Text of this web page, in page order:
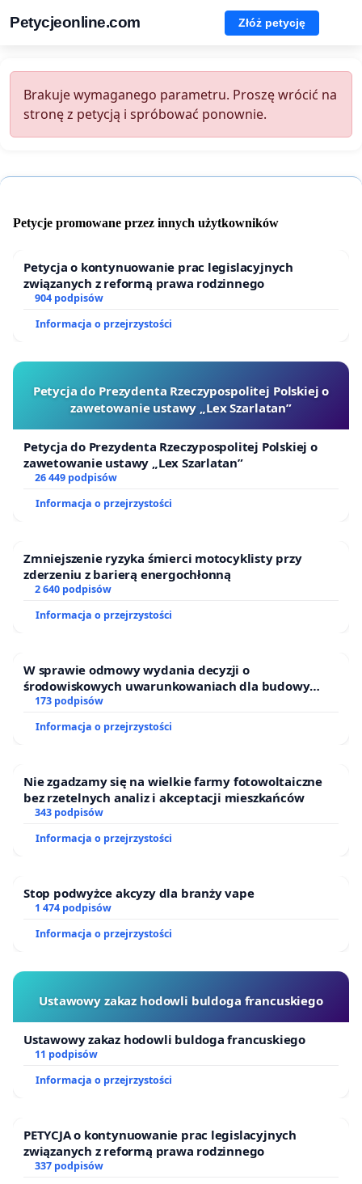
Petycjeonline.com Złóż petycję
Brakuje wymaganego parametru. Proszę wrócić na
stronę z petycją i spróbować ponownie.
Petycje promowane przez innych użytkowników
Petycja o kontynuowanie prac legislacyjnych
związanych z reformą prawa rodzinnego
904 podpisów
Informacja o przejrzystości
Petycja do Prezydenta Rzeczypospolitej Polskiej o
zawetowanie ustawy „Lex Szarlatan”
Petycja do Prezydenta Rzeczypospolitej Polskiej o
zawetowanie ustawy „Lex Szarlatan”
26 449 podpisów
Informacja o przejrzystości
Zmniejszenie ryzyka śmierci motocyklisty przy
zderzeniu z barierą energochłonną
2 640 podpisów
Informacja o przejrzystości
W sprawie odmowy wydania decyzji o
środowiskowych uwarunkowaniach dla budowy
zakładu wytwarzania biometanu „Krynki” w
Ostrowiu Południowym oraz ochrony mieszkańców i
Puszczy Knyszyńskiej
173 podpisów
Informacja o przejrzystości
Nie zgadzamy się na wielkie farmy fotowoltaiczne
bez rzetelnych analiz i akceptacji mieszkańców
343 podpisów
Informacja o przejrzystości
Stop podwyżce akcyzy dla branży vape
1 474 podpisów
Informacja o przejrzystości
Ustawowy zakaz hodowli buldoga francuskiego
Ustawowy zakaz hodowli buldoga francuskiego
11 podpisów
Informacja o przejrzystości
PETYCJA o kontynuowanie prac legislacyjnych
związanych z reformą prawa rodzinnego
337 podpisów